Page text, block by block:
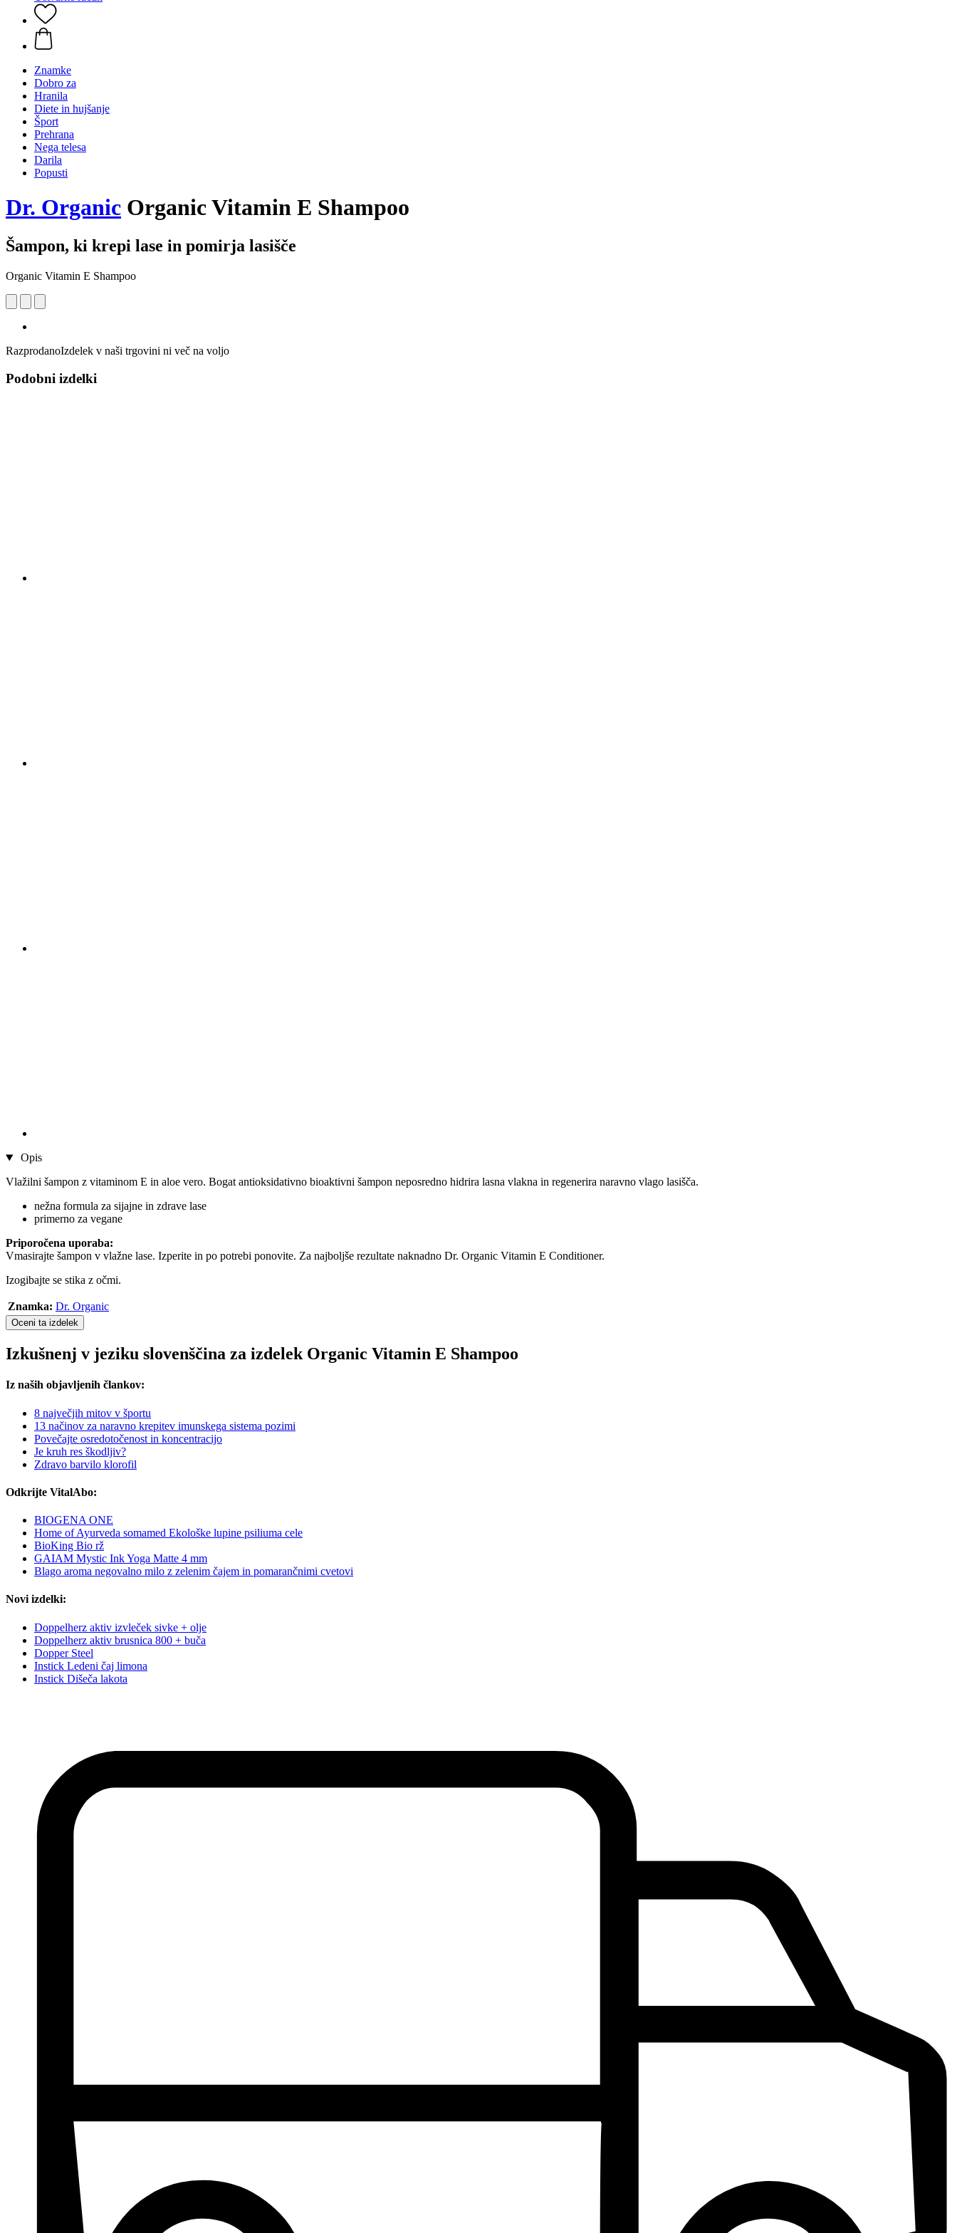
Znamke
Dobro za
Hranila
Diete in hujšanje
Šport
Prehrana
Nega telesa
Darila
Popusti
Dr. Organic Organic Vitamin E Shampoo
Šampon, ki krepi lase in pomirja lasišče
Organic Vitamin E Shampoo
RazprodanoIzdelek v naši trgovini ni več na voljo
Podobni izdelki
Opis
Vlažilni šampon z vitaminom E in aloe vero. Bogat antioksidativno bioaktivni šampon neposredno hidrira lasna vlakna in regenerira naravno vlago lasišča.
nežna formula za sijajne in zdrave lase
primerno za vegane
Priporočena uporaba:
Vmasirajte šampon v vlažne lase. Izperite in po potrebi ponovite. Za najboljše rezultate naknadno Dr. Organic Vitamin E Conditioner.
Izogibajte se stika z očmi.
Znamka: Dr. Organic
Oceni ta izdelek
Izkušnenj v jeziku slovenščina za izdelek Organic Vitamin E Shampoo
Iz naših objavljenih člankov:
8 največjih mitov v športu
13 načinov za naravno krepitev imunskega sistema pozimi
Povečajte osredotočenost in koncentracijo
Je kruh res škodljiv?
Zdravo barvilo klorofil
Odkrijte VitalAbo:
BIOGENA ONE
Home of Ayurveda somamed Ekološke lupine psiliuma cele
BioKing Bio rž
GAIAM Mystic Ink Yoga Matte 4 mm
Blago aroma negovalno milo z zelenim čajem in pomarančnimi cvetovi
Novi izdelki:
Doppelherz aktiv izvleček sivke + olje
Doppelherz aktiv brusnica 800 + buča
Dopper Steel
Instick Ledeni čaj limona
Instick Dišeča lakota